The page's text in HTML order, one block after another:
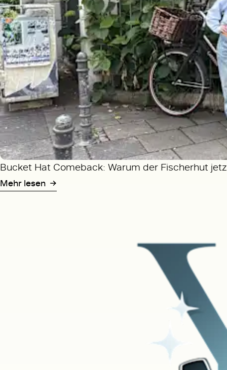
Bucket Hat Comeback: Warum der Fischerhut
Mehr lesen